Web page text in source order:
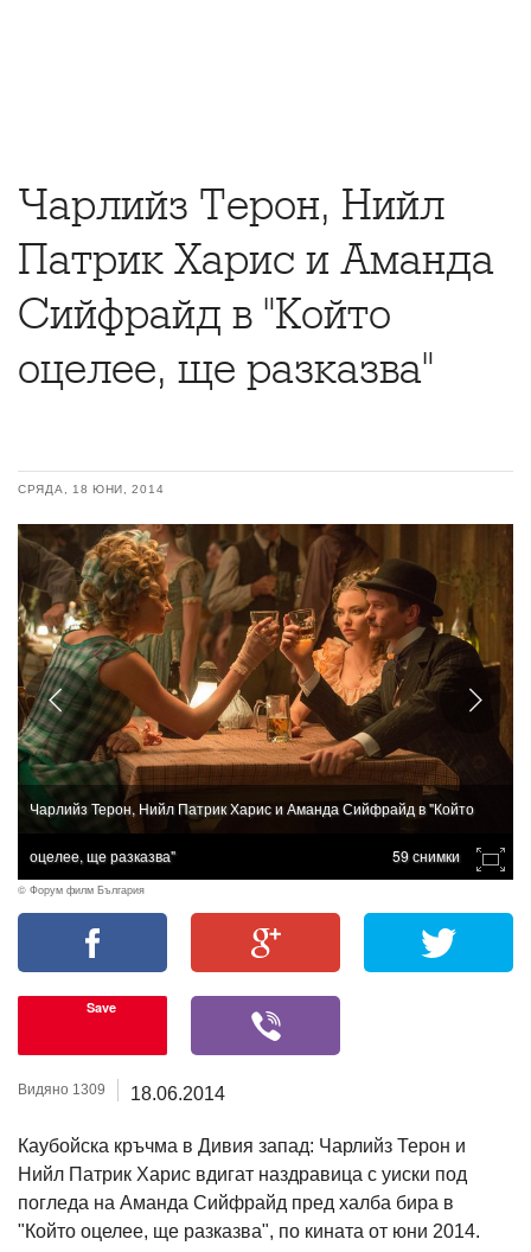
Чарлийз Терон, Нийл
Патрик Харис и Аманда
Сийфрайд в "Който
оцелее, ще разказва"
СРЯДА, 18 ЮНИ, 2014
Чарлийз Терон, Нийл Патрик Харис и Аманда Сийфрайд в "Който
оцелее, ще разказва" 59 снимки
© Форум филм България
Save
Видяно 1309 18.06.2014
Каубойска кръчма в Дивия запад: Чарлийз Терон и
Нийл Патрик Харис вдигат наздравица с уиски под
погледа на Аманда Сийфрайд пред халба бира в
"Който оцелее, ще разказва", по кината от юни 2014.